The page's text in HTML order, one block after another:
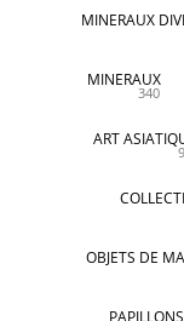
MINERAUX
MINERAUX
340
ART
OBJETS DE
PAPILLONS